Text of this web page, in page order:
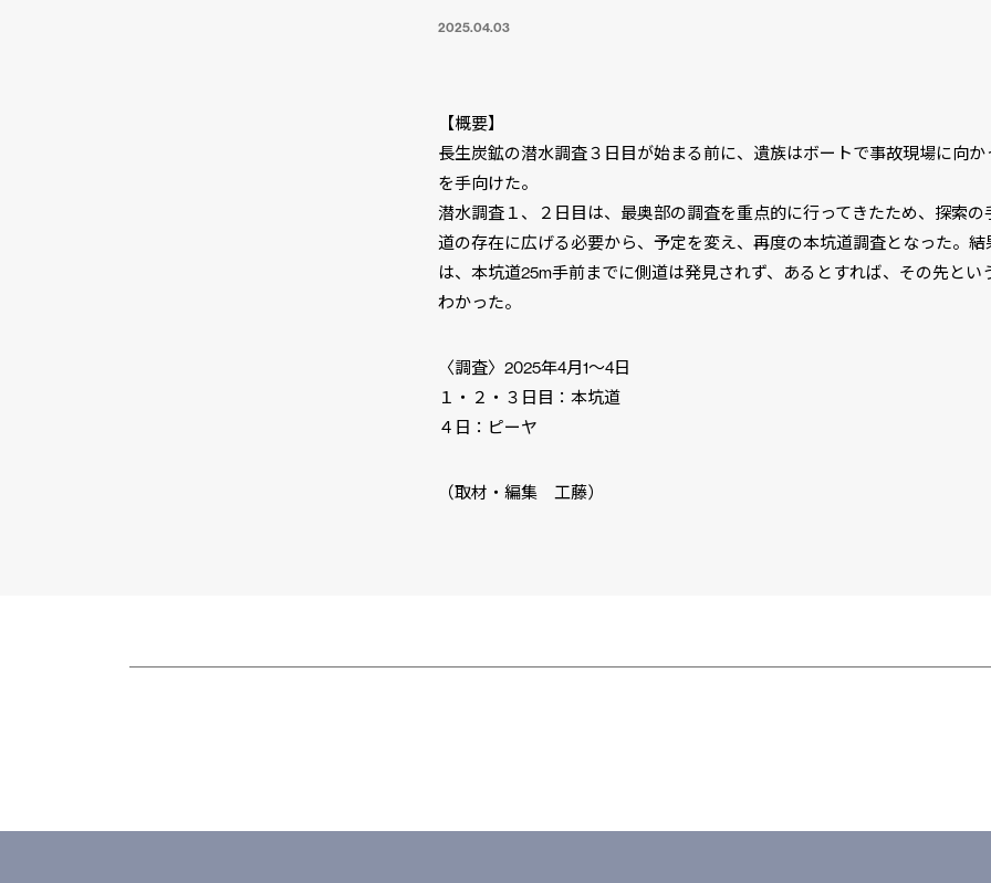
2025.04.03
【概要】
長生炭鉱の潜水調査３日目が始まる前に、遺族はボートで事故現場に向か
を手向けた。
潜水調査１、２日目は、最奥部の調査を重点的に行ってきたため、探索の
道の存在に広げる必要から、予定を変え、再度の本坑道調査となった。結
は、本坑道25m手前までに側道は発見されず、あるとすれば、その先とい
わかった。
〈調査〉2025年4月1〜4日
１・２・３日目：本坑道
４日：ピーヤ
（取材・編集 工藤）